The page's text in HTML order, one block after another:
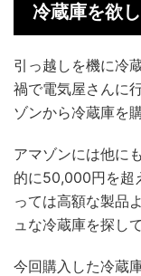
冷蔵庫を欲
引っ越しを機に冷
禍で電気屋さんに
ゾンから冷蔵庫を
アマゾンには他に
的に50,000円を超
っては高額な製品
ュな冷蔵庫を探し
今回購入した冷蔵